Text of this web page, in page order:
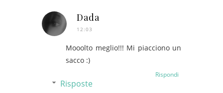
Dada
12:03
Mooolto meglio!!! Mi piacciono un
sacco :)
Rispondi
Risposte